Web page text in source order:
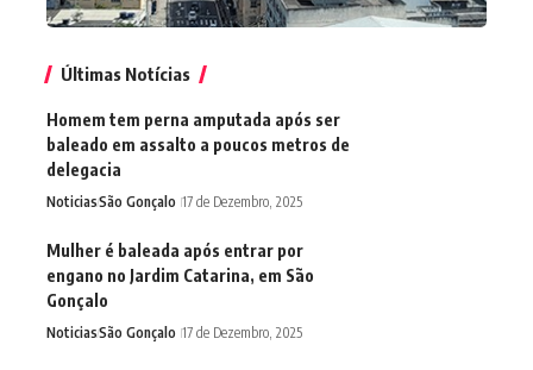
Últimas Notícias
Homem tem perna amputada após ser
baleado em assalto a poucos metros de
delegacia
NoticiasSão Gonçalo 17 de Dezembro, 2025
Mulher é baleada após entrar por
engano no Jardim Catarina, em São
Gonçalo
NoticiasSão Gonçalo 17 de Dezembro, 2025